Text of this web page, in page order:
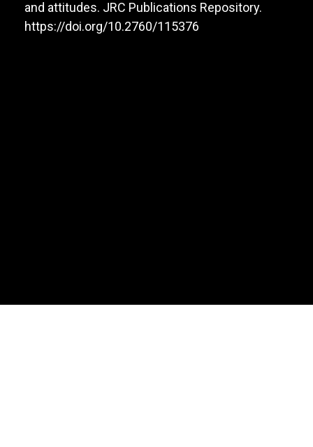
and attitudes. JRC Publications Repository.
https://doi.org/10.2760/115376